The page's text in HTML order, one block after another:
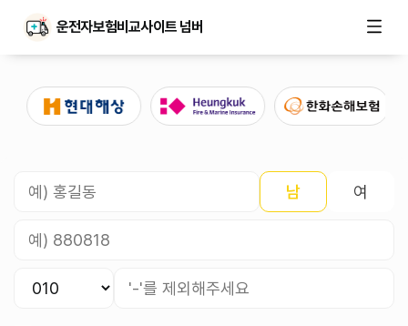
운전자보험비교사이트 넘버
남 여